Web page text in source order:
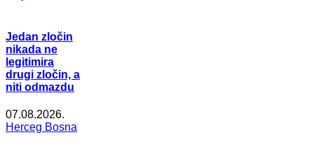
Jedan zločin
nikada ne
legitimira
drugi zločin, a
niti odmazdu
07.08.2026.
Herceg Bosna